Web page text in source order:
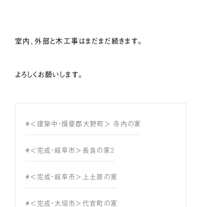
室内、外部と木工事はまだまだ続きます。
よろしくお願いします。
#＜建築中・揖斐郡大野町＞ 寺内の家
#＜完成・岐阜市＞長良の家2
#＜完成・岐阜市＞上土居の家
#＜完成・大垣市＞代官町の家